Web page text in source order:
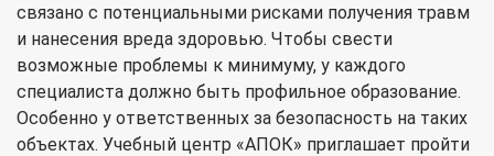
связано с потенциальными рисками получения травм
и нанесения вреда здоровью. Чтобы свести
возможные проблемы к минимуму, у каждого
специалиста должно быть профильное образование.
Особенно у ответственных за безопасность на таких
объектах. Учебный центр «АПОК» приглашает пройти